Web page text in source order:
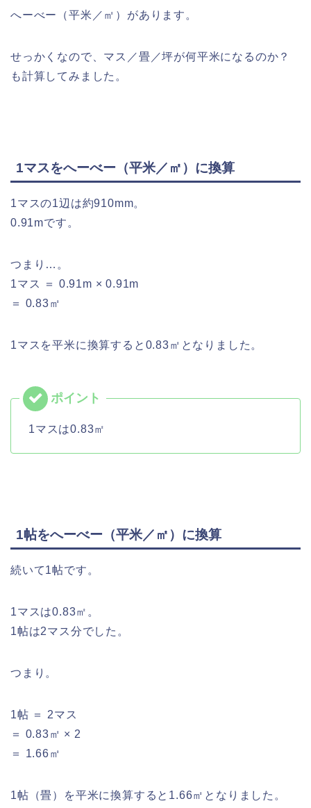
へーべー（平米／㎡）があります。
せっかくなので、マス／畳／坪が何平米になるのか？
も計算してみました。
1マスをへーべー（平米／㎡）に換算
1マスの1辺は約910mm。
0.91mです。
つまり…。
1マス ＝ 0.91m × 0.91m
＝ 0.83㎡
1マスを平米に換算すると0.83㎡となりました。
1マスは0.83㎡
1帖をへーべー（平米／㎡）に換算
続いて1帖です。
1マスは0.83㎡。
1帖は2マス分でした。
つまり。
1帖 ＝ 2マス
＝ 0.83㎡ × 2
＝ 1.66㎡
1帖（畳）を平米に換算すると1.66㎡となりました。